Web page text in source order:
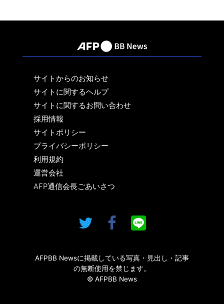
サイトからのお知らせ
サイトに関するヘルプ
サイトに関するお問い合わせ
採用情報
サイトポリシー
プライバシーポリシー
利用規約
運営会社
AFP通信会長ごあいさつ
AFPBB Newsに掲載している写真・見出し・記事
の無断使用を禁じます。
© AFPBB News